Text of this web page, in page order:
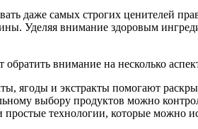
даже самых строгих ценителей
Уделяя внимание здоровым
внимание на несколько
ягоды и экстракты помогают
выбору продуктов можно
технологии, которые можно